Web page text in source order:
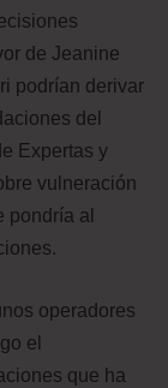
de Jeanine
podrían derivar
del
Expertas y
vulneración
pondría al
operadores
el
que ha